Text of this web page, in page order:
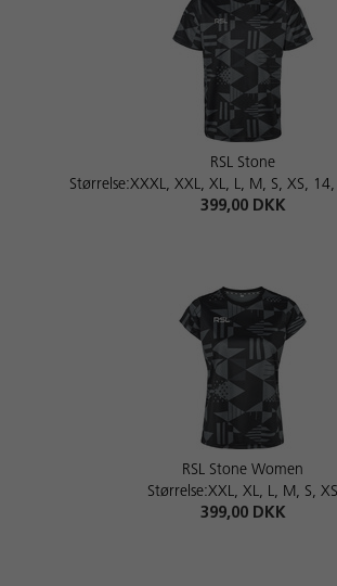
RSL Stone
Størrelse:XXXL, XXL, XL, L, M, S, XS,
399,00 DKK
RSL Stone Women
Størrelse:XXL, XL, L, M, S, XS
399,00 DKK